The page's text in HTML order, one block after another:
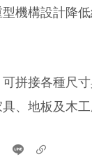
型機構設計降
可拼接各種尺
、地板及木工